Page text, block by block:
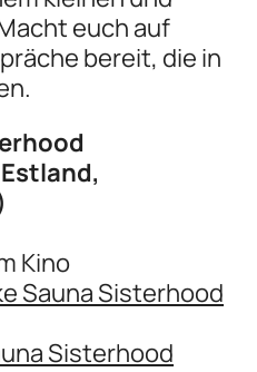
euch auf
bereit, die in
Kino
Sauna Sisterhood
Sisterhood